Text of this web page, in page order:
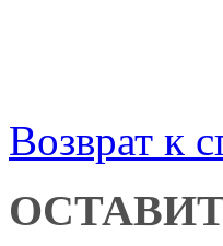
Возврат к